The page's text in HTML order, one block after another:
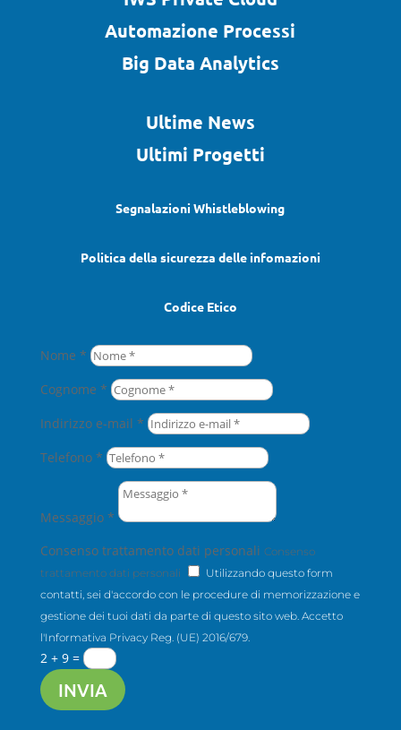
Automazione Processi
Big Data Analytics
Ultime News
Ultimi Progetti
Segnalazioni Whistleblowing
Politica della sicurezza delle infomazioni
Codice Etico
Nome *
Cognome *
Indirizzo e-mail *
Telefono *
Messaggio *
Consenso trattamento dati personali Consenso
trattamento dati personali
Utilizzando questo form
contatti, sei d'accordo con le procedure di memorizzazione e
gestione dei tuoi dati da parte di questo sito web. Accetto
l'Informativa Privacy Reg. (UE) 2016/679.
2 + 9=
INVIA